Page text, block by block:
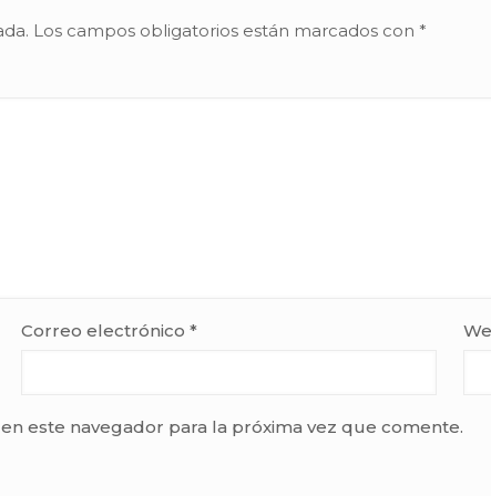
Los campos obligatorios están marcados con *
Correo electrónico*
este navegador para la próxima vez que comente.